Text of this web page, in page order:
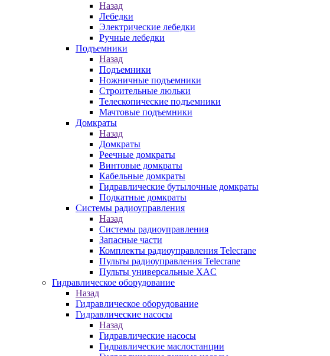
Назад
Лебедки
Электрические лебедки
Ручные лебедки
Подъемники
Назад
Подъемники
Ножничные подъемники
Строительные люльки
Телескопические подъемники
Мачтовые подъемники
Домкраты
Назад
Домкраты
Реечные домкраты
Винтовые домкраты
Кабельные домкраты
Гидравлические бутылочные домкраты
Подкатные домкраты
Системы радиоуправления
Назад
Системы радиоуправления
Запасные части
Комплекты радиоуправления Telecrane
Пульты радиоуправления Telecrane
Пульты универсальные XAC
Гидравлическое оборудование
Назад
Гидравлическое оборудование
Гидравлические насосы
Назад
Гидравлические насосы
Гидравлические маслостанции